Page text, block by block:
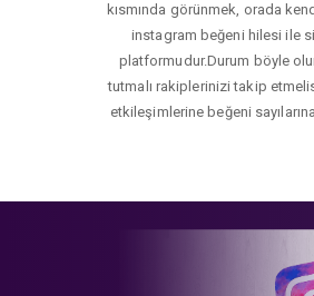
kısmında görünmek, orada
instagram beğeni hilesi ile
platformudur.Durum böyle
tutmalı rakiplerinizi takip
etkileşimlerine beğeni